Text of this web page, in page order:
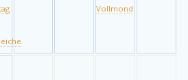
Vollmond